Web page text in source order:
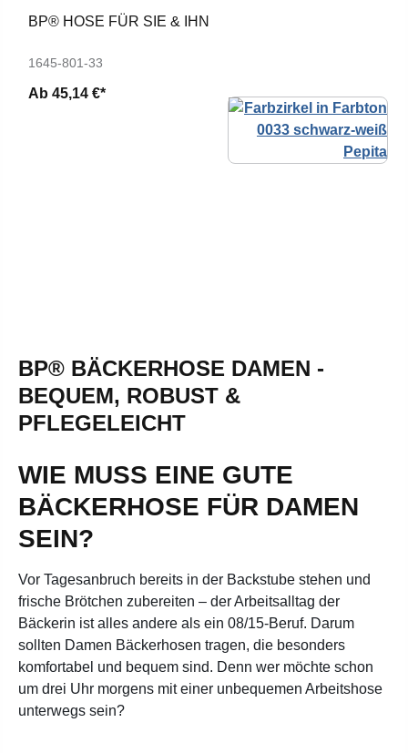
BP® HOSE FÜR SIE & IHN
1645-801-33
Ab 45,14 €*
BP® BÄCKERHOSE DAMEN -
BEQUEM, ROBUST &
PFLEGELEICHT
WIE MUSS EINE GUTE
BÄCKERHOSE FÜR DAMEN
SEIN?
Vor Tagesanbruch bereits in der Backstube stehen und
frische Brötchen zubereiten – der Arbeitsalltag der
Bäckerin ist alles andere als ein 08/15-Beruf. Darum
sollten Damen Bäckerhosen tragen, die besonders
komfortabel und bequem sind. Denn wer möchte schon
um drei Uhr morgens mit einer unbequemen Arbeitshose
unterwegs sein?